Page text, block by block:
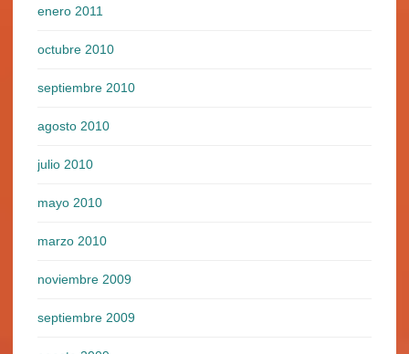
enero 2011
octubre 2010
septiembre 2010
agosto 2010
julio 2010
mayo 2010
marzo 2010
noviembre 2009
septiembre 2009